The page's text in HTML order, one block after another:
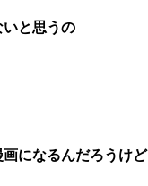
と思うの
になるんだろうけど